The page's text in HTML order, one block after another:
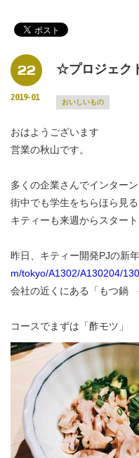
22
2019-01
☆プロジェク
おいしいもの
おはようございます
営業の秋山です。
多くの企業さんでインター
街中でも学生をちらほら見
キティーも来週からスター
昨日、キティー開発PJの新
m/tokyo/A1302/A130204/
会社の近くにある「もつ鍋
コースでまずは「酢モツ」